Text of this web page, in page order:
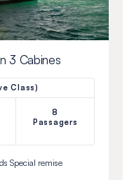
3 Cabines
Class)
8
Passagers
Special remise